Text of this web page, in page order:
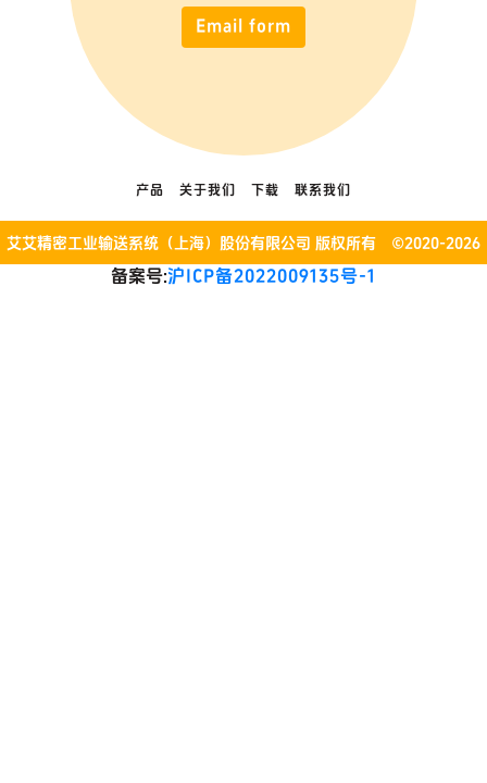
Email form
产品 关于我们 下载 联系我们
艾艾精密工业输送系统（上海）股份有限公司 版权所有 ©2020-2026
备案号:沪ICP备2022009135号-1